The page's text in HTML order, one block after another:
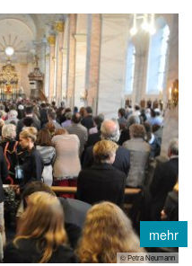
mehr
© Petra Neumann